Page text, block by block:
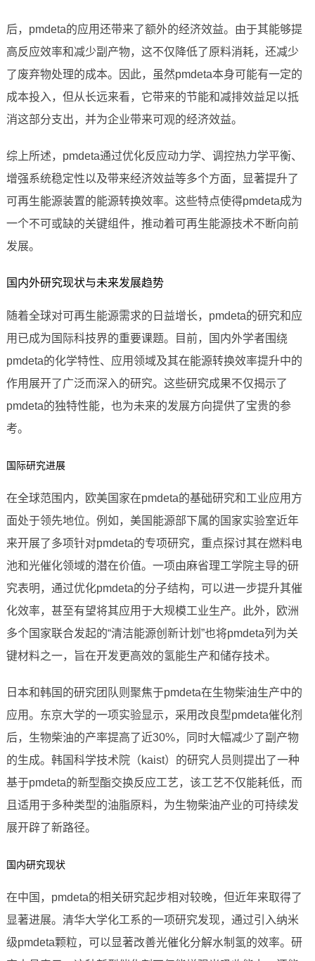
后，pmdeta的应用还带来了额外的经济效益。由于其能够提
高反应效率和减少副产物，这不仅降低了原料消耗，还减少
了废弃物处理的成本。因此，虽然pmdeta本身可能有一定的
成本投入，但从长远来看，它带来的节能和减排效益足以抵
消这部分支出，并为企业带来可观的经济效益。
综上所述，pmdeta通过优化反应动力学、调控热力学平衡、
增强系统稳定性以及带来经济效益等多个方面，显著提升了
可再生能源装置的能源转换效率。这些特点使得pmdeta成为
一个不可或缺的关键组件，推动着可再生能源技术不断向前
发展。
国内外研究现状与未来发展趋势
随着全球对可再生能源需求的日益增长，pmdeta的研究和应
用已成为国际科技界的重要课题。目前，国内外学者围绕
pmdeta的化学特性、应用领域及其在能源转换效率提升中的
作用展开了广泛而深入的研究。这些研究成果不仅揭示了
pmdeta的独特性能，也为未来的发展方向提供了宝贵的参
考。
国际研究进展
在全球范围内，欧美国家在pmdeta的基础研究和工业应用方
面处于领先地位。例如，美国能源部下属的国家实验室近年
来开展了多项针对pmdeta的专项研究，重点探讨其在燃料电
池和光催化领域的潜在价值。一项由麻省理工学院主导的研
究表明，通过优化pmdeta的分子结构，可以进一步提升其催
化效率，甚至有望将其应用于大规模工业生产。此外，欧洲
多个国家联合发起的“清洁能源创新计划”也将pmdeta列为关
键材料之一，旨在开发更高效的氢能生产和储存技术。
日本和韩国的研究团队则聚焦于pmdeta在生物柴油生产中的
应用。东京大学的一项实验显示，采用改良型pmdeta催化剂
后，生物柴油的产率提高了近30%，同时大幅减少了副产物
的生成。韩国科学技术院（kaist）的研究人员则提出了一种
基于pmdeta的新型酯交换反应工艺，该工艺不仅能耗低，而
且适用于多种类型的油脂原料，为生物柴油产业的可持续发
展开辟了新路径。
国内研究现状
在中国，pmdeta的相关研究起步相对较晚，但近年来取得了
显著进展。清华大学化工系的一项研究发现，通过引入纳米
级pmdeta颗粒，可以显著改善光催化分解水制氢的效率。研